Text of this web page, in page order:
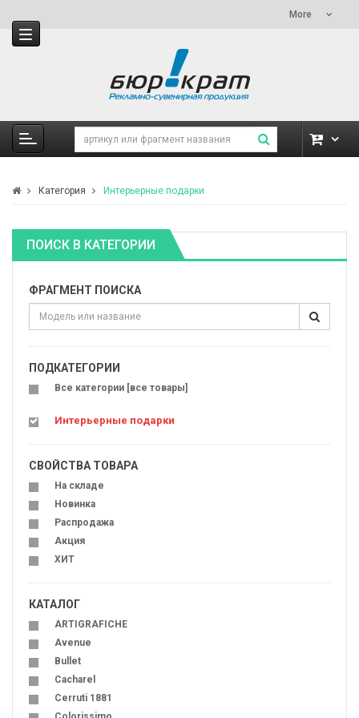
More
Категория Интерьерные подарки
ПОИСК В КАТЕГОРИИ
ФРАГМЕНТ ПОИСКА
ПОДКАТЕГОРИИ
Все категории [все товары]
Интерьерные подарки
СВОЙСТВА ТОВАРА
На складе
Новинка
Распродажа
Акция
ХИТ
КАТАЛОГ
ARTIGRAFICHE
Avenue
Bullet
Cacharel
Cerruti 1881